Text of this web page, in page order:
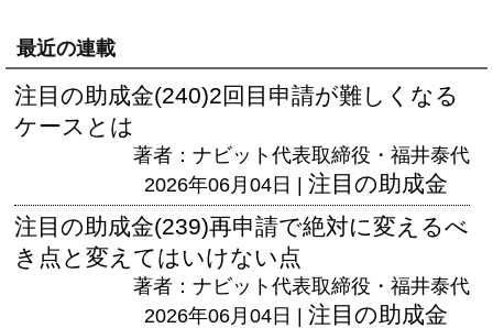
最近の連載
注目の助成金(240)2回目申請が難しくなる
ケースとは
著者：ナビット代表取締役・福井泰代
2026年06月04日 | 注目の助成金
注目の助成金(239)再申請で絶対に変えるべ
き点と変えてはいけない点
著者：ナビット代表取締役・福井泰代
2026年06月04日 | 注目の助成金